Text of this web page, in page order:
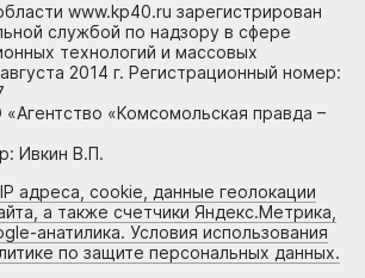
www.kp40.ru зарегистрирован
службой по надзору в сфере
технологий и массовых
2014 г. Регистрационный номер:
«Комсомольская правда –
Ивкин В.П.
адреса, cookie, данные геолокации
а также счетчики Яндекс.Метрика,
анатилика. Условия использования
по защите персональных данных.